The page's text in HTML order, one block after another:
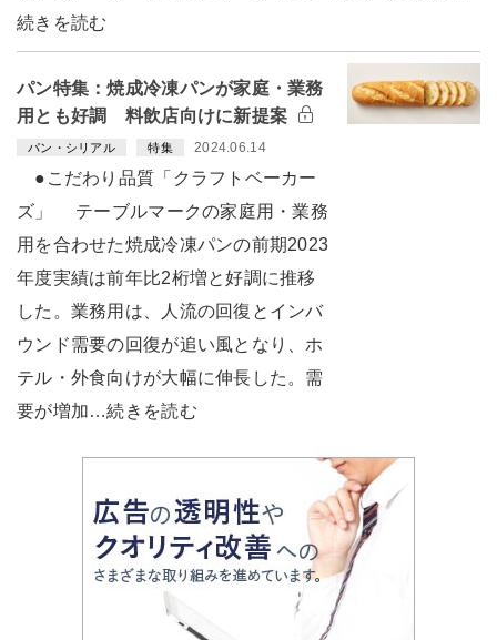
続きを読む
パン特集：焼成冷凍パンが家庭・業務
用とも好調 料飲店向けに新提案
パン・シリアル 特集 2024.06.14
●こだわり品質「クラフトベーカー
ズ」 テーブルマークの家庭用・業務
用を合わせた焼成冷凍パンの前期2023
年度実績は前年比2桁増と好調に推移
した。業務用は、人流の回復とインバ
ウンド需要の回復が追い風となり、ホ
テル・外食向けが大幅に伸長した。需
要が増加…続きを読む